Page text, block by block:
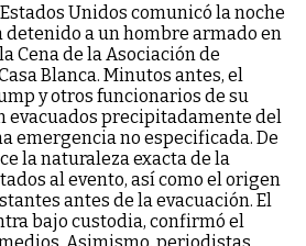
Unidos comunicó la noche
detenido a un hombre armado en
Cena de la Asociación de
Blanca. Minutos antes, el
y otros funcionarios de su
evacuados precipitadamente del
emergencia no especificada. De
la naturaleza exacta de la
al evento, así como el origen
antes de la evacuación. El
bajo custodia, confirmó el